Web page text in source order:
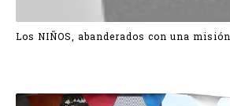
Los NIÑOS, abanderados con una misión